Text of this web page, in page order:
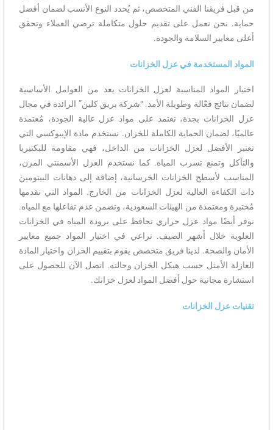
من قبل فريقنا الفني المتخصص، ثم يُحدد النوع الأنسب لضمان أفضل
حماية. نحن نعمل على تقديم حلول متكاملة ترضي العملاء وتحقق
أعلى معايير السلامة والجودة.
المواد المستخدمة في عزل الخزانات
اختيار المواد المناسبة لعزل الخزانات يعد من العوامل الأساسية
لضمان نتائج فعّالة وطويلة الأمد. “شركة بريق كلين” الرائدة في مجال
عزل الخزانات بجدة، تعتمد على مواد عزل عالية الجودة، مُعتمدة
عالميًا، لضمان الحماية الكاملة للخزان. نستخدم مادة الإيبوكسي التي
تعتبر الأفضل لعزل الخزانات من الداخل، فهي مقاومة للبكتيريا
والتآكل وتمنع تسرب المياه. كما نستخدم العزل الأسمنتي المرن،
المناسب لأسطح الخزانات الخرسانية، إضافة إلى دهانات البيتومين
ذات الكفاءة العالية لعزل الخزانات من الخارج. المواد التي نقدمها
مُختبرة ومعتمدة من الهيئات السعودية، وتضمن عدم تفاعلها مع المياه.
نوفر أيضًا مواد عزل حراري تحافظ على برودة المياه في الخزانات
العلوية خلال أشهر الصيف. نراعي في اختيار المواد جميع معايير
الأمان والصحة. لدينا فريق متخصص يقوم بتقييم الخزان واختيار المادة
العازلة الأمثل حسب هيكل الخزان وحالته. اتصل الآن للحصول على
استشارة مجانية حول أفضل المواد لعزل خزانك.
تقنيات عزل الخزانات